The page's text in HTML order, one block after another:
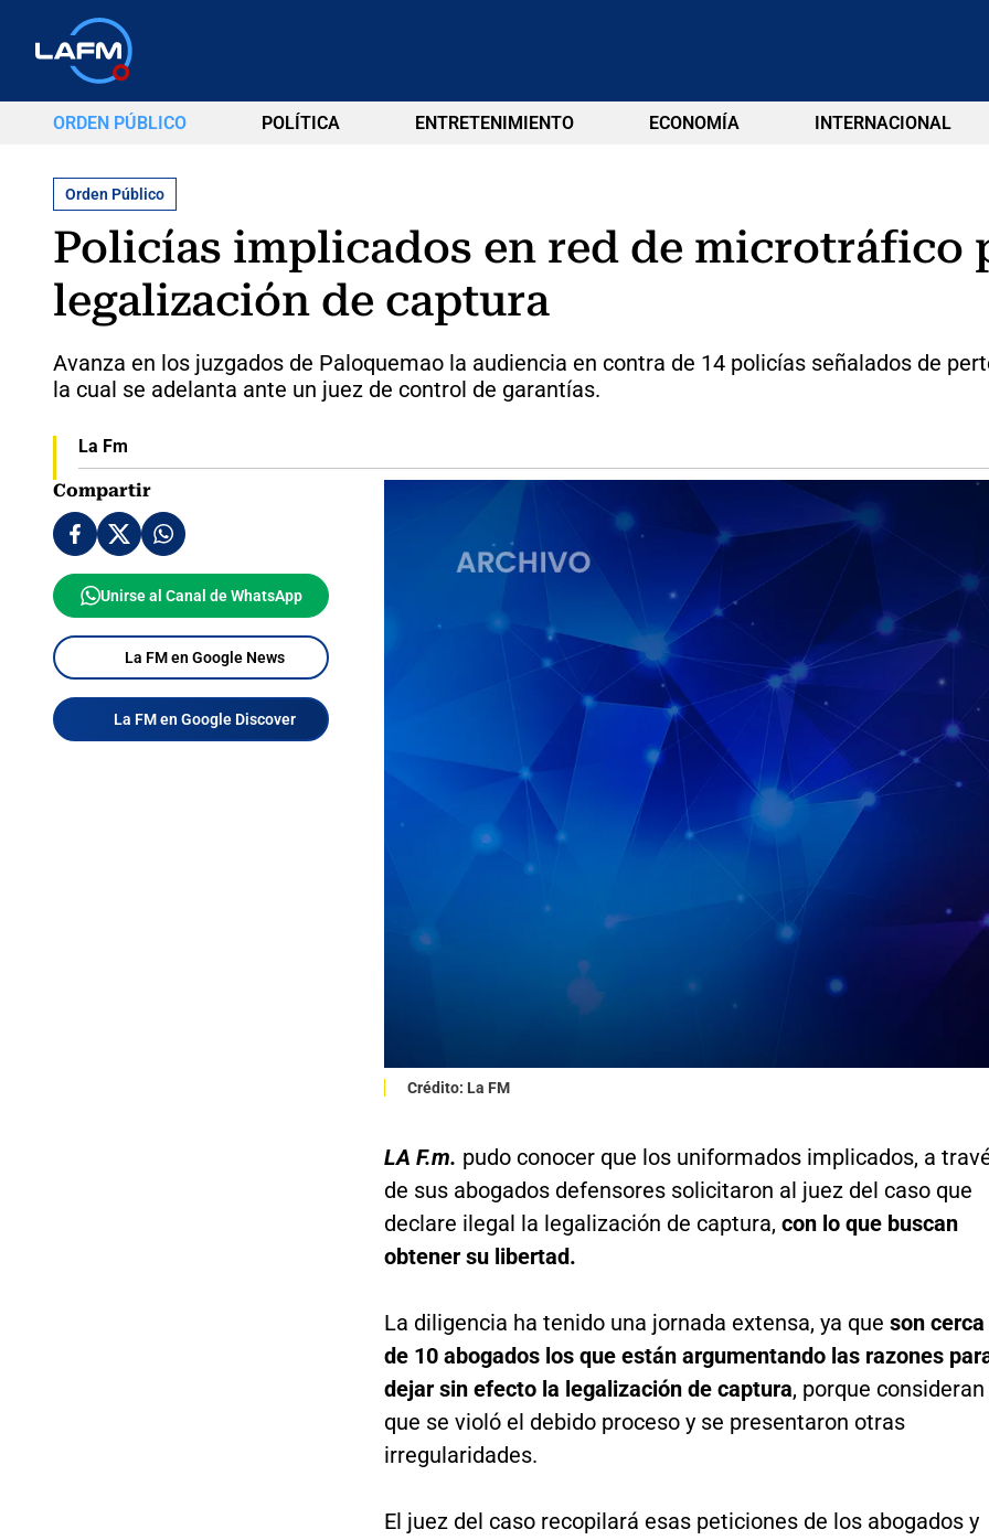
ORDEN PÚBLICO POLÍTICA ENTRETENIMIENTO ECONOMÍA INTERNACIONAL
Orden Público
Policías implicados en red de microtráfico
legalización de captura
Avanza en los juzgados de Paloquemao la audiencia en contra de 14 policías señalados de
la cual se adelanta ante un juez de control de garantías.
La Fm
Compartir
Unirse al Canal de WhatsApp
La FM en Google News
La FM en Google Discover
Crédito: La FM
LA F.m. pudo conocer que los uniformados implicados, a
de sus abogados defensores solicitaron al juez del caso que
declare ilegal la legalización de captura, con lo que buscan
obtener su libertad.
La diligencia ha tenido una jornada extensa, ya que son cerca
de 10 abogados los que están argumentando las razones
dejar sin efecto la legalización de captura, porque consideran
que se violó el debido proceso y se presentaron otras
irregularidades.
El juez del caso recopilará esas peticiones de los abogados y